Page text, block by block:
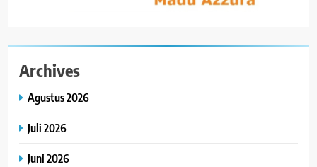
Archives
Agustus 2026
Juli 2026
Juni 2026